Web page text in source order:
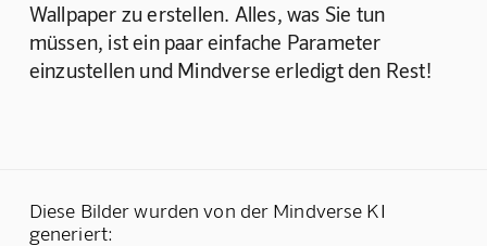
Wallpaper zu erstellen. Alles, was Sie tun
müssen, ist ein paar einfache Parameter
einzustellen und Mindverse erledigt den Rest!
Diese Bilder wurden von der Mindverse KI
generiert: